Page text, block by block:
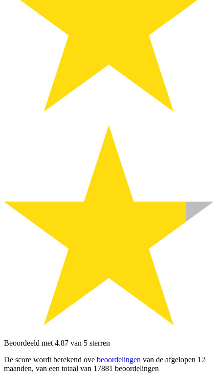
Beoordeeld met 4.87 van 5 sterren
De score wordt berekend ove beoordelingen van de afgelopen 12
maanden, van een totaal van 17881 beoordelingen